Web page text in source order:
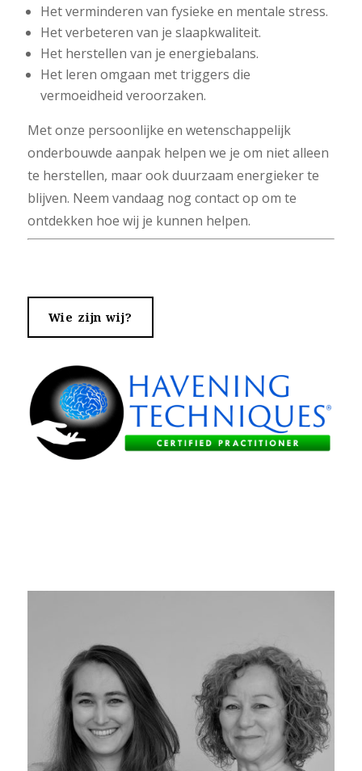
Het verminderen van fysieke en mentale stress.
Het verbeteren van je slaapkwaliteit.
Het herstellen van je energiebalans.
Het leren omgaan met triggers die
vermoeidheid veroorzaken.
Met onze persoonlijke en wetenschappelijk
onderbouwde aanpak helpen we je om niet alleen
te herstellen, maar ook duurzaam energieker te
blijven. Neem vandaag nog contact op om te
ontdekken hoe wij je kunnen helpen.
Wie zijn wij?